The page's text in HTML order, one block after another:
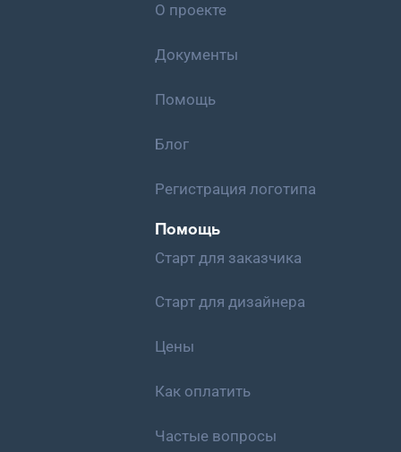
О проекте
Документы
Помощь
Блог
Регистрация логотипа
Помощь
Старт для заказчика
Старт для дизайнера
Цены
Как оплатить
Частые вопросы